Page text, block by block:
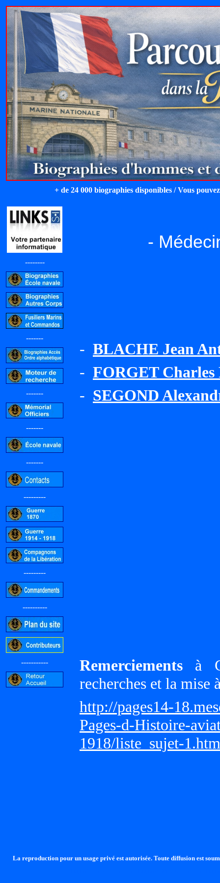
+ de 24 000 biographies disponibles / Vous
--------
-------
-------
-------
-------
---------
---------
----------
-----------
-
- BLACHE Jean
- FORGET Charles
- SEGOND
Remerciements à
recherches et la mise
http://pages14-
Pages-d-Histoire-
1918/liste_sujet-1.htm
La reproduction pour un usage privé est autorisée. Toute diffusion est